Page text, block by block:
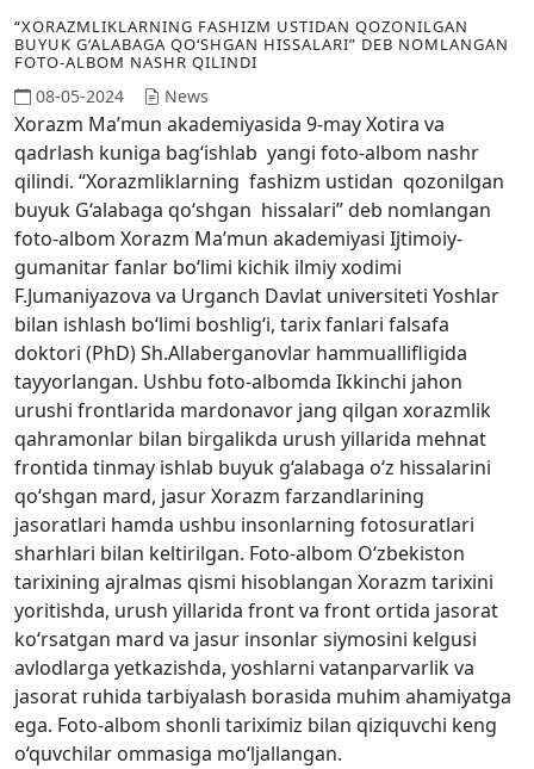
“XORAZMLIKLARNING FASHIZM USTIDAN QOZONILGAN
BUYUK G‘ALABAGA QO‘SHGAN HISSALARI” DEB NOMLANGAN
FOTO-ALBOM NASHR QILINDI
08-05-2024 News
Xorazm Ma’mun akademiyasida 9-may Xotira va
qadrlash kuniga bag‘ishlab yangi foto-albom nashr
qilindi. “Xorazmliklarning fashizm ustidan qozonilgan
buyuk G‘alabaga qo‘shgan hissalari” deb nomlangan
foto-albom Xorazm Ma’mun akademiyasi Ijtimoiy-
gumanitar fanlar bo‘limi kichik ilmiy xodimi
F.Jumaniyazova va Urganch Davlat universiteti Yoshlar
bilan ishlash bo‘limi boshlig‘i, tarix fanlari falsafa
doktori (PhD) Sh.Allaberganovlar hammuallifligida
tayyorlangan. Ushbu foto-albomda Ikkinchi jahon
urushi frontlarida mardonavor jang qilgan xorazmlik
qahramonlar bilan birgalikda urush yillarida mehnat
frontida tinmay ishlab buyuk g‘alabaga o‘z hissalarini
qo‘shgan mard, jasur Xorazm farzandlarining
jasoratlari hamda ushbu insonlarning fotosuratlari
sharhlari bilan keltirilgan. Foto-albom O‘zbekiston
tarixining ajralmas qismi hisoblangan Xorazm tarixini
yoritishda, urush yillarida front va front ortida jasorat
ko‘rsatgan mard va jasur insonlar siymosini kelgusi
avlodlarga yetkazishda, yoshlarni vatanparvarlik va
jasorat ruhida tarbiyalash borasida muhim ahamiyatga
ega. Foto-albom shonli tariximiz bilan qiziquvchi keng
o‘quvchilar ommasiga mo‘ljallangan.